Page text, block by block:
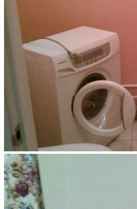
Личный кабинет
Управляйте объявлениями,
публикации и получайте
Войти или зарегистрироваться